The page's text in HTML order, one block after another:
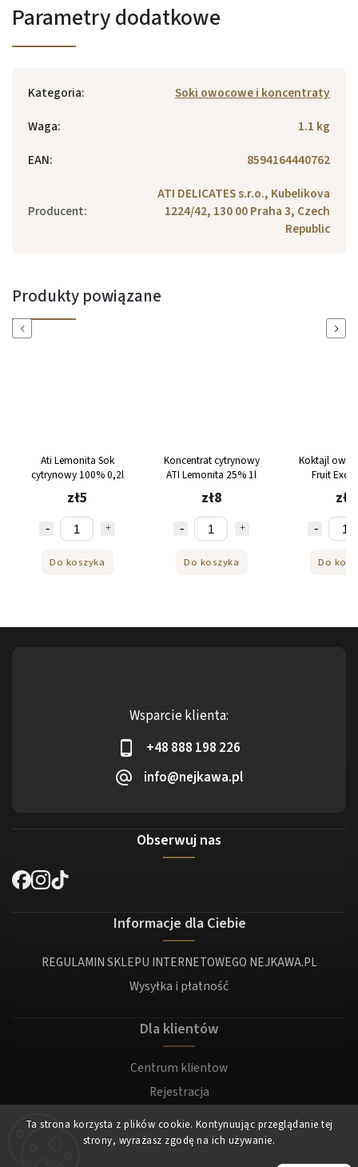
Ta strona korzysta z plików cookie. Kontynuując przeglądanie tej
strony, wyrażasz zgodę na ich używanie.
Parametry dodatkowe
Kategoria:
Soki owocowe i koncentraty
Waga:
1.1 kg
EAN: 8594164440762
Producent:
ATI DELICATES s.r.o., Kubelikova
1224/42, 130 00 Praha 3, Czech
Republic
Produkty powiązane
Previous
Ati Lemonita Sok
cytrynowy 100% 0,2l
zł5
Do koszyka
Koncentrat cytrynowy
ATI Lemonita 25% 1l
zł8
Do koszyka
Koktajl
Fruit
zł8
Do
Next
Wsparcie klienta:
+48 888 198 226
info@nejkawa.pl
Obserwuj nas
Informacje dla Ciebie
REGULAMIN SKLEPU INTERNETOWEGO NEJKAWA.PL
Wysyłka i płatność
Dla klientów
Centrum klientow
Rejestracja
Zaloguj sie